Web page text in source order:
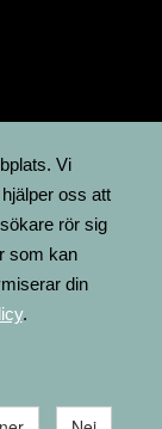
Vi
oss att
rör sig
som kan
din
.